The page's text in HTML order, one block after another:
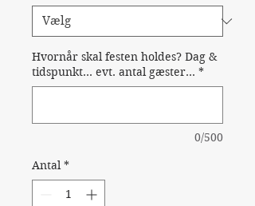
Hvornår skal festen holdes? Dag &
tidspunkt… evt. antal gæster… *
0/500
Antal *